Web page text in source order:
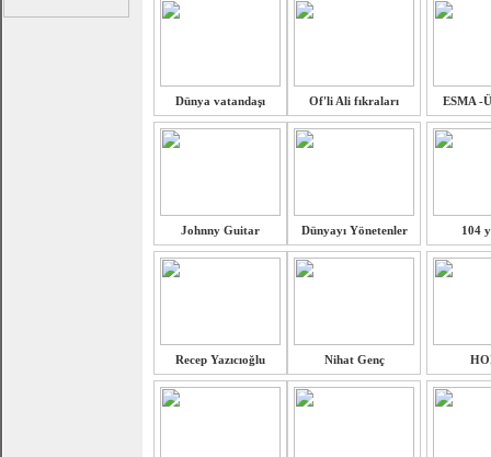
Dünya vatandaşı Of'li Ali fıkraları ESMA -
Johnny Guitar Dünyayı Yönetenler 104
Recep Yazıcıoğlu Nihat Genç